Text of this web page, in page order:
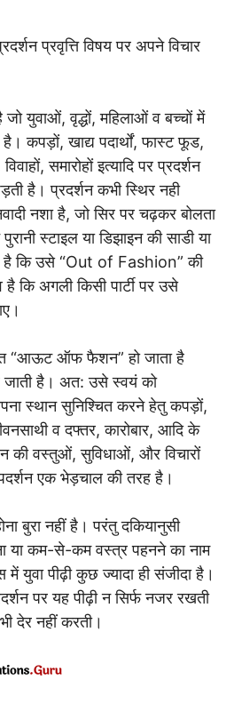
प्रवृत्ति विषय पर अपने विचार
युवाओं, वृद्धों, महिलाओं व बच्चों में
कपड़ों, खाद्य पदार्थों, फास्ट फूड,
समारोहों इत्यादि पर प्रदर्शन
है। प्रदर्शन कभी स्थिर नही
नशा है, जो सिर पर चढ़कर बोलता
स्टाइल या डिझाइन की साडी या
है कि उसे “Out of Fashion” की
कि अगली किसी पार्टी पर उसे
“आऊट ऑफ फैशन” हो जाता है
जाती है। अत: उसे स्वयं को
स्थान सुनिश्चित करने हेतु कपड़ों,
व दफ्तर, कारोबार, आदि के
की वस्तुओं, सुविधाओं, और विचारों
एक भेड़चाल की तरह है।
बुरा नहीं है। परंतु दकियानुसी
या कम-से-कम वस्त्र पहनने का नाम
युवा पीढ़ी कुछ ज्यादा ही संजीदा है।
पर यह पीढ़ी न सिर्फ नजर रखती
देर नहीं करती।